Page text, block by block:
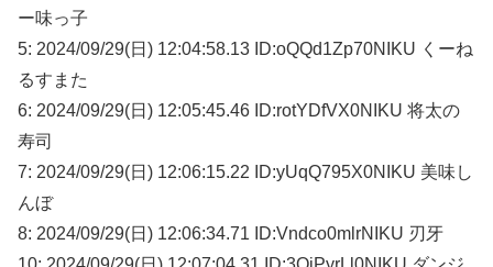
ー味っ子
5: 2024/09/29(日) 12:04:58.13 ID:oQQd1Zp70NIKU くーね
るすまた
6: 2024/09/29(日) 12:05:45.46 ID:rotYDfVX0NIKU 将太の
寿司
7: 2024/09/29(日) 12:06:15.22 ID:yUqQ795X0NIKU 美味し
んぼ
8: 2024/09/29(日) 12:06:34.71 ID:Vndco0mlrNIKU 刃牙